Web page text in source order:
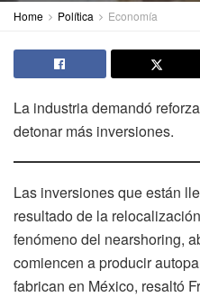
Home Política Economía
La industria demandó
detonar más inversiones.
Las inversiones que están
resultado de la
fenómeno del nearshoring,
comiencen a producir
fabrican en México, resaltó